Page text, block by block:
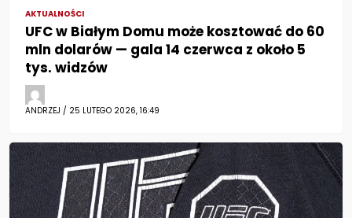
AKTUALNOŚCI
UFC w Białym Domu może kosztować do 60
mln dolarów — gala 14 czerwca z około 5
tys. widzów
ANDRZEJ / 25 LUTEGO 2026, 16:49